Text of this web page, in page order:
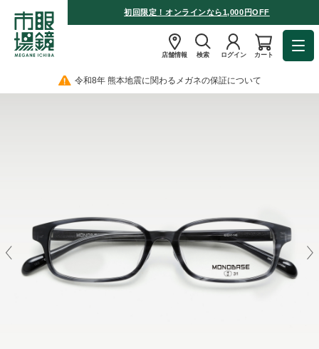
初回限定！オンラインなら1,000円OFF
店舗情報 検索 ログイン カート
令和8年 熊本地震に関わるメガネの保証について